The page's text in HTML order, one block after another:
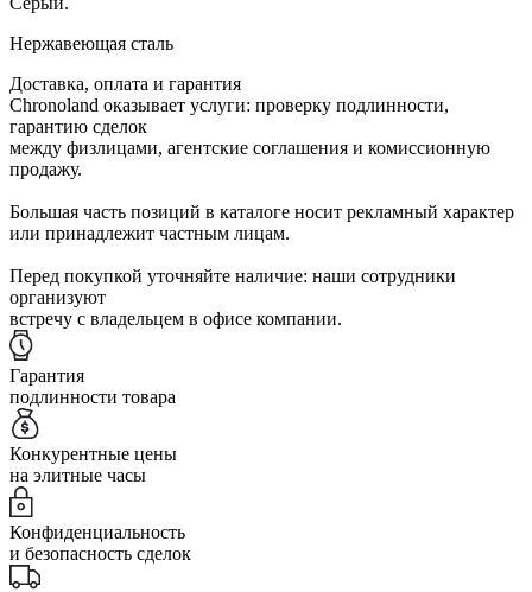
Нержавеющая сталь
Доставка, оплата и гарантия
Chronoland оказывает услуги: проверку подлинности,
гарантию сделок
между физлицами, агентские соглашения и комиссионную
продажу.
Большая часть позиций в каталоге носит рекламный характер
или принадлежит частным лицам.
Перед покупкой уточняйте наличие: наши сотрудники
организуют
встречу с владельцем в офисе компании.
Гарантия
подлинности товара
Конкурентные цены
на элитные часы
Конфиденциальность
и безопасность сделок